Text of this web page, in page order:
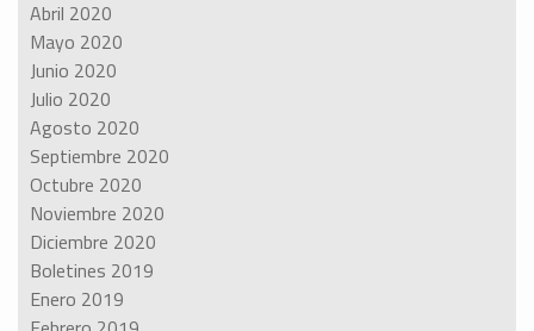
Abril 2020
Mayo 2020
Junio 2020
Julio 2020
Agosto 2020
Septiembre 2020
Octubre 2020
Noviembre 2020
Diciembre 2020
Boletines 2019
Enero 2019